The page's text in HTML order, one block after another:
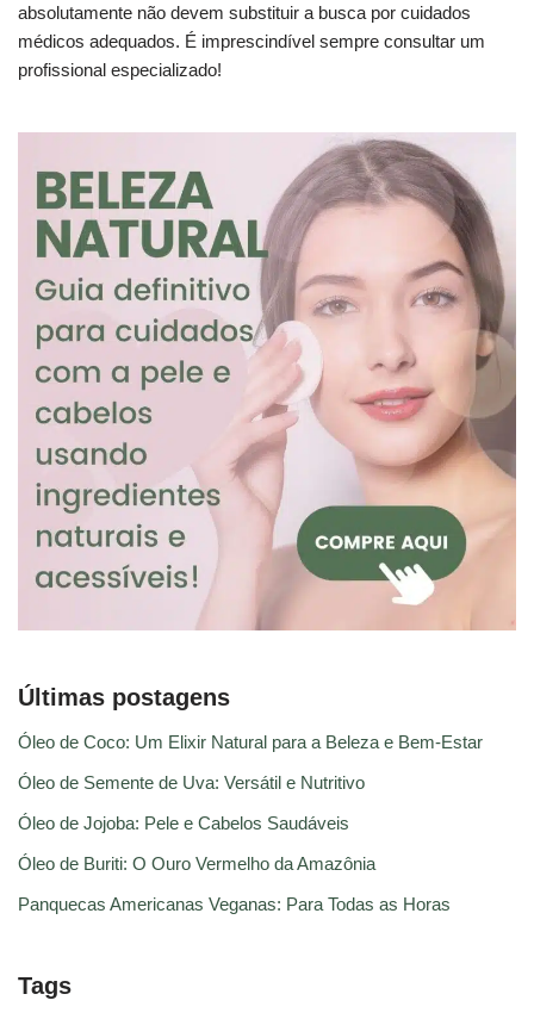
absolutamente não devem substituir a busca por cuidados
médicos adequados. É imprescindível sempre consultar um
profissional especializado!
Últimas postagens
Óleo de Coco: Um Elixir Natural para a Beleza e Bem-Estar
Óleo de Semente de Uva: Versátil e Nutritivo
Óleo de Jojoba: Pele e Cabelos Saudáveis
Óleo de Buriti: O Ouro Vermelho da Amazônia
Panquecas Americanas Veganas: Para Todas as Horas
Tags